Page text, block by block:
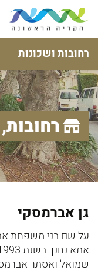
רחובות ושכונות
גן אברמסקי
על שם בני משפחת
שמואל ואסתר